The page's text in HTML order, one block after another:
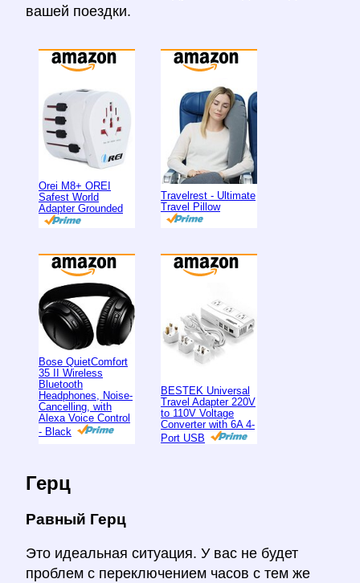
вашей поездки.
Orei M8+ OREI
Safest World
Adapter Grounded
Travelrest - Ultimate
Travel Pillow
Bose QuietComfort
35 II Wireless
Bluetooth
Headphones, Noise-
Cancelling, with
Alexa Voice Control
- Black
BESTEK Universal
Travel Adapter 220V
to 110V Voltage
Converter with 6A 4-
Port USB
Герц
Равный Герц
Это идеальная ситуация. У вас не будет
проблем с переключением часов с тем же